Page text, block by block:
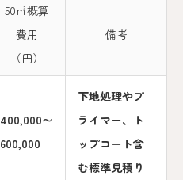
50㎡概算
費用
（円）
備考
400,000〜
600,000
下地処理やプ
ライマー、ト
ップコート含
む標準見積り